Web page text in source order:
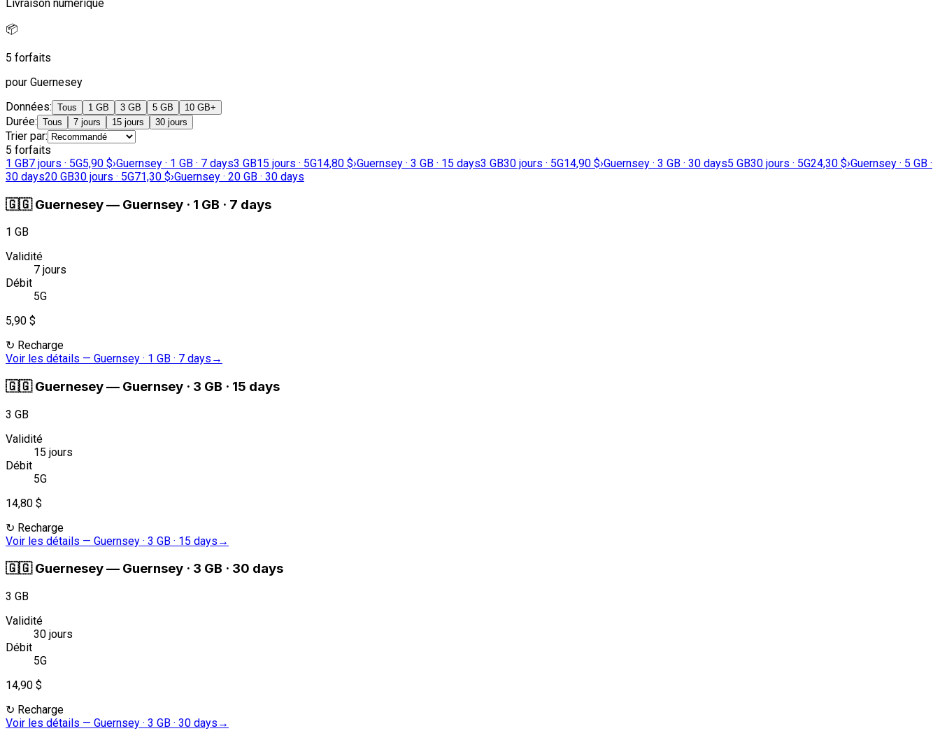
Livraison numérique
📦
5 forfaits
pour Guernesey
Données: Tous 1 GB 3 GB 5 GB 10 GB+
Durée: Tous 7 jours 15 jours 30 jours
Trier par:
5 forfaits
1 GB7 jours · 5G5,90 $›Guernsey · 1 GB · 7 days3 GB15 jours · 5G14,80 $›Guernsey · 3 GB · 15 days3 GB30 jours · 5G14,90 $›Guernsey · 3 GB · 30 days5 GB30 jours · 5G24,30 $›Guernsey · 5 GB ·
30 days20 GB30 jours · 5G71,30 $›Guernsey · 20 GB · 30 days
🇬🇬 Guernesey— Guernsey · 1 GB · 7 days
1 GB
Validité
7 jours
Débit
5G
5,90 $
↻ Recharge
Voir les détails — Guernsey · 1 GB · 7 days →
🇬🇬 Guernesey— Guernsey · 3 GB · 15 days
3 GB
Validité
15 jours
Débit
5G
14,80 $
↻ Recharge
Voir les détails — Guernsey · 3 GB · 15 days →
🇬🇬 Guernesey— Guernsey · 3 GB · 30 days
3 GB
Validité
30 jours
Débit
5G
14,90 $
↻ Recharge
Voir les détails — Guernsey · 3 GB · 30 days →